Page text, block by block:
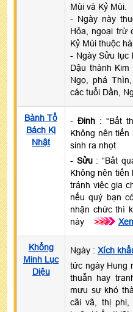
Mùi và Kỷ Mùi.
- Ngày này
Hỏa, ngoại trừ
Kỷ Mùi thuộc
- Ngày Sửu lục
Dậu thành
Ngọ, phá
các tuổi Dần,
Bành Tổ
Bách Kị
Nhật
- Đinh : “Bất
Không nên tiến
sinh ra nhọt
- Sửu: “Bất
Không nên tiến
tránh việc gia
nếu quý bạn
nhận chức thì
này
>>>
Khổng
Minh Lục
Diệu
Ngày : Xích
tức ngày Hung
thuẫn hay
mưu sự khó
cãi vã, thị phi,